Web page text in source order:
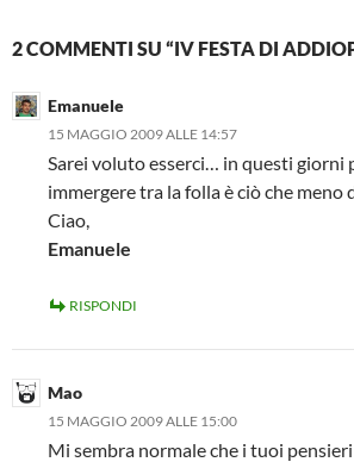
2 COMMENTI SU “IV FESTA DI
Emanuele
15 MAGGIO 2009 ALLE 14:57
Sarei voluto esserci… in questi giorni
immergere tra la folla è ciò che meno
Ciao,
Emanuele
RISPONDI
Mao
15 MAGGIO 2009 ALLE 15:00
Mi sembra normale che i tuoi